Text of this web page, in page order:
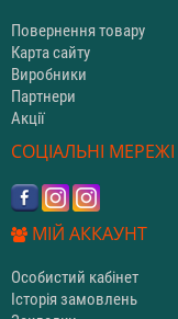
Повернення товару
Карта сайту
Виробники
Партнери
Акції
СОЦІАЛЬНІ МЕРЕЖІ
МІЙ АККАУНТ
Особистий кабінет
Історія замовлень